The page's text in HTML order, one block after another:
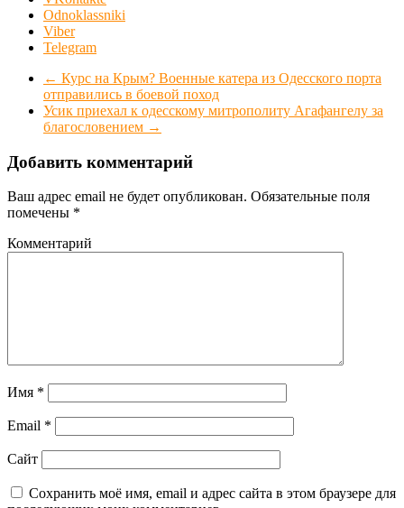
Odnoklassniki
Viber
Telegram
← Курс на Крым? Военные катера из Одесского порта
отправились в боевой поход
Усик приехал к одесскому митрополиту Агафангелу за
благословением →
Добавить комментарий
Ваш адрес email не будет опубликован. Обязательные поля
помечены *
Комментарий
Имя *
Email *
Сайт
Сохранить моё имя, email и адрес сайта в этом браузере для